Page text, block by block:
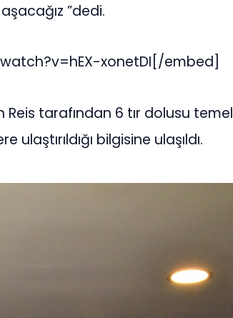
”dedi.
xonetDI[/embed]
Reis tarafından 6 tır dolusu temel
bilgisine ulaşıldı.